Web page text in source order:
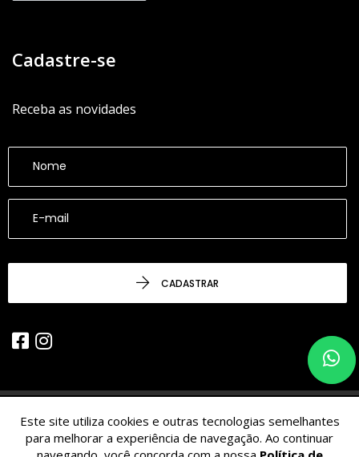
Cadastre-se
Receba as novidades
CADASTRAR
© 2026 - CESARINACIO - Imóveis de Nicho - Todos os Direitos
Reservados.
Este site utiliza cookies e outras tecnologias semelhantes
para melhorar a experiência de navegação. Ao continuar